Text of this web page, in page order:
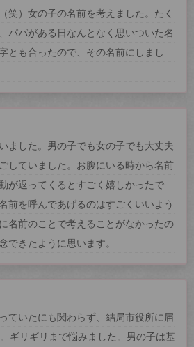
笑）女の子の名前を考えました。たく
パパがある日なんとなく思いついた名
とも合ったので、その名前にしまし
ました。男の子でも女の子でも大丈夫
していました。お腹にいる時から名前
が返ってくるとすごく嬉しかったで
前を呼んであげるのはすごくいいよう
名前のことで考えることがなかったの
できたように思います。
ていたにも関わらず、結局市役所に届
ギリギリまで悩みました。男の子は基